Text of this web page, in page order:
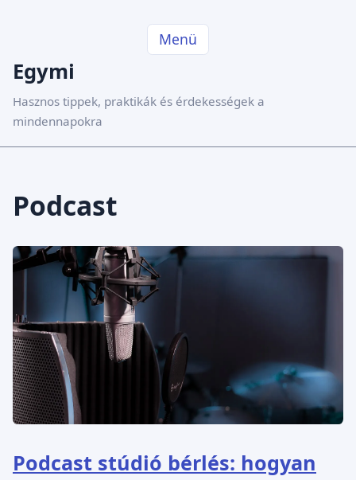
Menü
Egymi
Hasznos tippek, praktikák és érdekességek a
mindennapokra
Podcast
Podcast stúdió bérlés: hogyan